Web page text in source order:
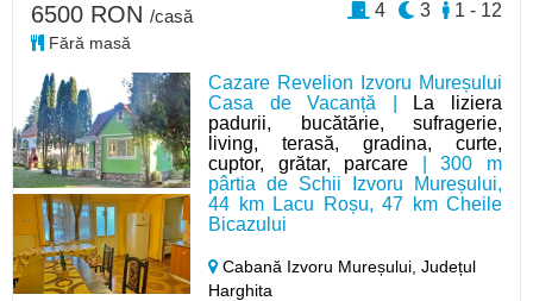
Cazare Revelion Izvoru Mureșului
Casa de Vacanță |
La liziera
padurii, bucătărie, sufragerie,
living, terasă, gradina, curte,
cuptor, grătar, parcare | 300 m
pârtia de Schii Izvoru Mureșului,
44 km Lacu Roșu, 47 km Cheile
Bicazului
Cabană Izvoru Mureșului,Județul
Harghita
6500 RON /casă
Fără masă
1 - 12
3
4